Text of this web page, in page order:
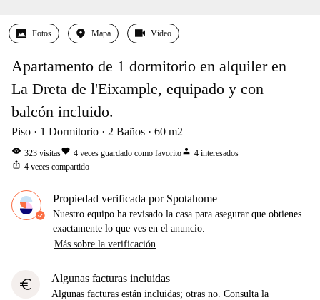
Fotos Mapa Vídeo
Apartamento de 1 dormitorio en alquiler en
La Dreta de l'Eixample, equipado y con
balcón incluido.
Piso 1 Dormitorio 2 Baños 60 m2
visibility 323 visitasfavorite 4 veces guardado como favoritoperson 4 interesados
ios_share 4 veces compartido
Propiedad verificada por Spotahome
Nuestro equipo ha revisado la casa para asegurar que obtienes
exactamente lo que ves en el anuncio.
Más sobre la verificación
euro Algunas facturas incluidas
Algunas facturas están incluidas; otras no. Consulta la